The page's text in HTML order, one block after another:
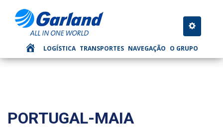
Toggle
LOGÍSTICA TRANSPORTES NAVEGAÇÃO O GRUPO
PORTUGAL-MAIA